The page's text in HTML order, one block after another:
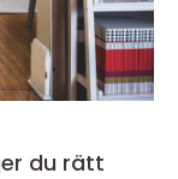
du rätt